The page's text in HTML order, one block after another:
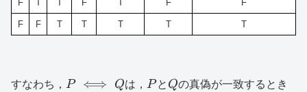
F T T F T F F
F F T T T T T
すなわち， P\iff
P ⟺ Qは， P
Pと Q
Qの真偽が一致するとき